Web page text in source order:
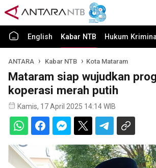
English Kabar NTB Hukum
ANTARA Kabar NTB Kota Mataram
Mataram siap wujudkan
koperasi merah putih
Kamis, 17 April 2025 14:14 WIB